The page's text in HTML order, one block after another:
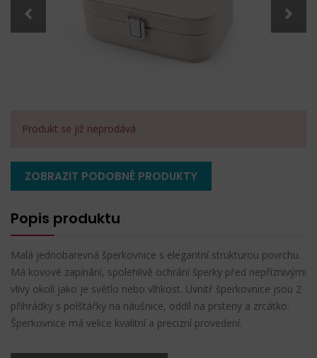
Produkt se již neprodává
ZOBRAZIT PODOBNÉ PRODUKTY
Popis produktu
Malá jednobarevná šperkovnice s elegantní strukturou povrchu.
Má kovové zapínání, spolehlivě ochrání šperky před nepříznivými
vlivy okolí jako je světlo nebo vlhkost. Uvnitř šperkovnice jsou 2
přihrádky s polštářky na náušnice, oddíl na prsteny a zrcátko.
Šperkovnice má velice kvalitní a precizní provedení.